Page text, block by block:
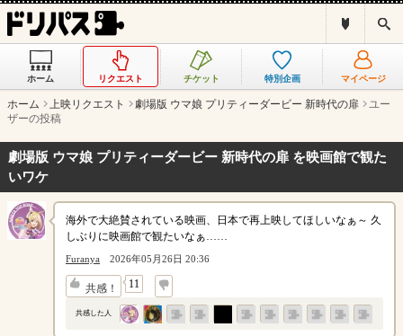
ス
は
？
ホーム リクエスト チケット 特別企画 マイページ
ホーム 上映リクエスト 劇場版 ウマ娘 プリティーダービー 新時代の扉
ユー
ザーの投稿
劇場版 ウマ娘 プリティーダービー 新時代の扉 を映画館で観た
いワケ
海外で大絶賛されている映画、日本で再上映してほしいなぁ～ 久
しぶりに映画館で観たいなぁ……
Furanya 2026年05月26日 20:36
共感！ 11
↓
共感した人